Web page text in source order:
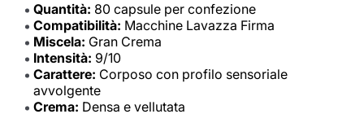
Quantità: 80 capsule per confezione
Compatibilità: Macchine Lavazza Firma
Miscela: Gran Crema
Intensità: 9/10
Carattere: Corposo con profilo sensoriale
avvolgente
Crema: Densa e vellutata